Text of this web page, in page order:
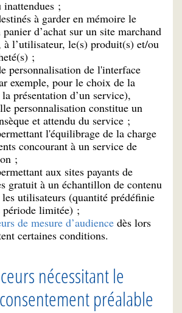
inattendues ;
à garder en mémoire le
panier d’achat sur un site marchand
à l’utilisateur, le(s) produit(s) et/ou
;
personnalisation de l'interface
exemple, pour le choix de la
présentation d’un service),
personnalisation constitue un
et attendu du service ;
l'équilibrage de la charge
concourant à un service de
;
aux sites payants de
gratuit à un échantillon de contenu
les utilisateurs (quantité prédéfinie
période limitée) ;
de mesure d’audience dès lors
certaines conditions.
nécessitant le
préalable